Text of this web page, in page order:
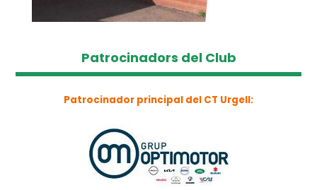
Patrocinadors del Club
Patrocinador principal del CT Urgell: